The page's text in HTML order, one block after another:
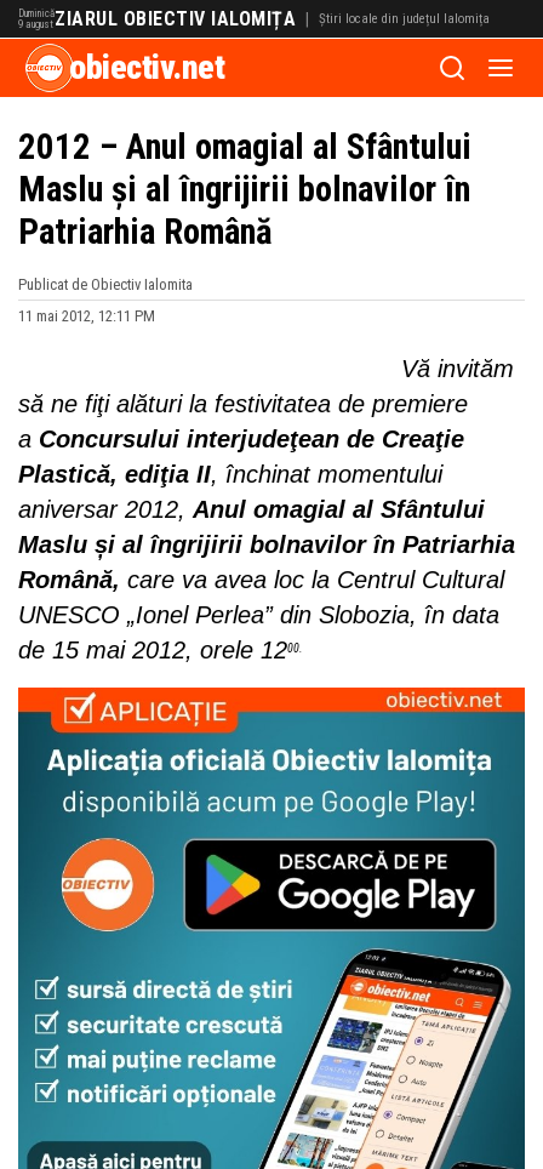
Duminică
9 august ZIARUL OBIECTIV IALOMIȚA | Știri locale din județul Ialomița
obiectiv.net
2012 – Anul omagial al Sfântului
Maslu și al îngrijirii bolnavilor în
Patriarhia Română
Publicat de Obiectiv Ialomita
11 mai 2012, 12:11 PM
Vă invităm
să ne fiţi alături la festivitatea de premiere
a Concursului interjudeţean de Creaţie
Plastică, ediţia II, închinat momentului
aniversar 2012, Anul omagial al Sfântului
Maslu și al îngrijirii bolnavilor în Patriarhia
Română, care va avea loc la Centrul Cultural
UNESCO „Ionel Perlea” din Slobozia, în data
de 15 mai 2012, orele 1200.